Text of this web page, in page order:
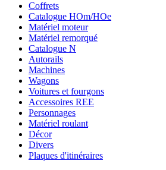
Coffrets
Catalogue HOm/HOe
Matériel moteur
Matériel remorqué
Catalogue N
Autorails
Machines
Wagons
Voitures et fourgons
Accessoires REE
Personnages
Matériel roulant
Décor
Divers
Plaques d'itinéraires